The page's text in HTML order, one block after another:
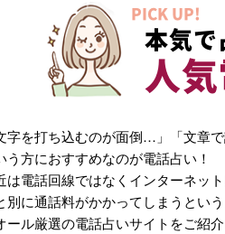
PICK UP!
本気
人
字を打ち込むのが面倒…」「文章
う方におすすめなのが電話占い！
は電話回線ではなくインターネッ
別に通話料がかかってしまうとい
ール厳選の電話占いサイトをご紹介